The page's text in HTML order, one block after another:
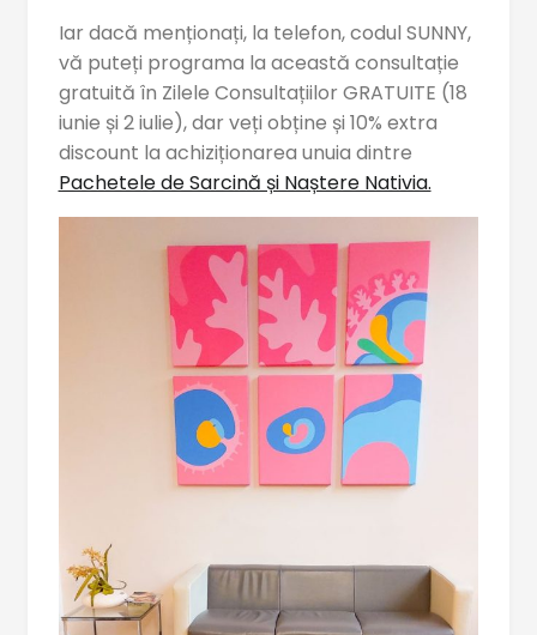
Iar dacă menționați, la telefon, codul SUNNY,
vă puteți programa la această consultație
gratuită în Zilele Consultațiilor GRATUITE (18
iunie și 2 iulie), dar veți obține și 10% extra
discount la achiziționarea unuia dintre
Pachetele de Sarcină și Naștere Nativia.